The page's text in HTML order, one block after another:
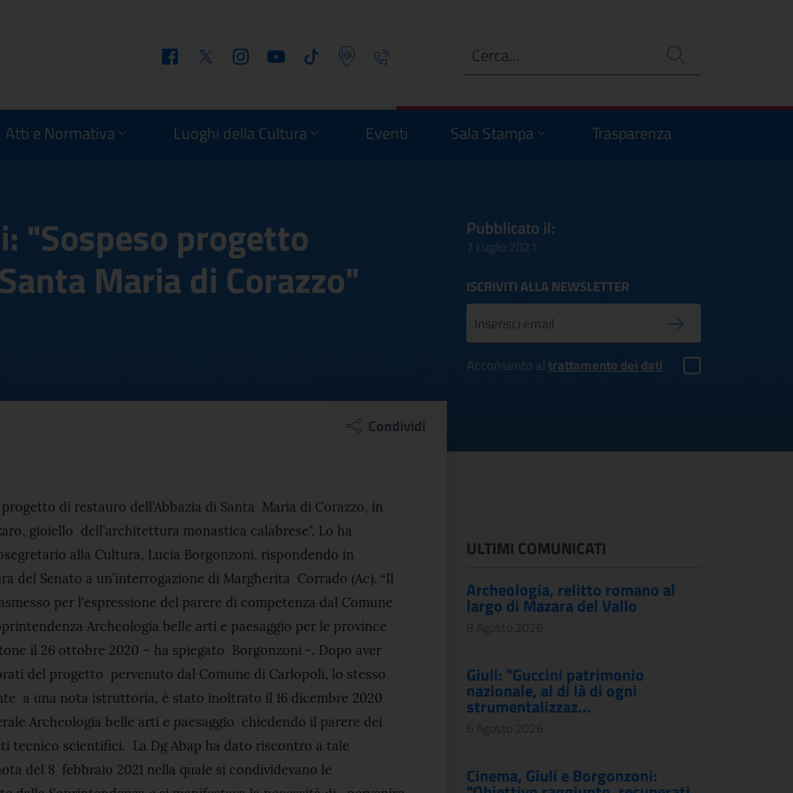
FacebookTwitter InstagramYoutube Tiktok Podcast Telefono Ricerca
Atti e Normativa Luoghi della Cultura Eventi Sala Stampa Trasparenza
"Sospeso progetto
Maria di Corazzo"
Pubblicato il:
7 Luglio 2021
ISCRIVITI ALLA NEWSLETTER
Conferma iscrizione
Acconsento altrattamento dei dati
"Sospeso progetto restauro Abbazia di
Condividi
comunicato
progetto di restauro dell’Abbazia di Santa Maria di Corazzo, in
gioiello dell’architettura monastica calabrese". Lo ha
alla Cultura, Lucia Borgonzoni, rispondendo in
del Senato a un’interrogazione di Margherita Corrado (Ac). “Il
per l'espressione del parere di competenza dal Comune
Archeologia belle arti e paesaggio per le province
il 26 ottobre 2020 – ha spiegato Borgonzoni -. Dopo aver
del progetto pervenuto dal Comune di Carlopoli, lo stesso
a una nota istruttoria, è stato inoltrato il 16 dicembre 2020
Archeologia belle arti e paesaggio chiedendo il parere dei
tecnico scientifici. La Dg Abap ha dato riscontro a tale
del 8 febbraio 2021 nella quale si condividevano le
ULTIMI COMUNICATI
Archeologia, relitto romano al
largo di Mazara del Vallo
8 Agosto 2026
Giuli: "Guccini patrimonio
nazionale, al di là di ogni
strumentalizzaz...
6 Agosto 2026
Cinema, Giuli e Borgonzoni: